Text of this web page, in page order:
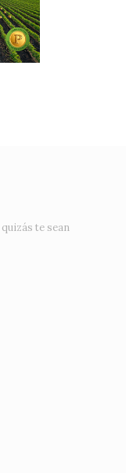
te sean